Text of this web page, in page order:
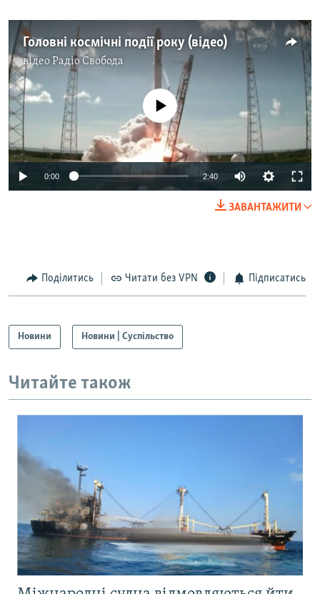
Головні космічні події року (відео)
відеоРадіо Свобода
No media source currently available
0:00 2:40
ЗАВАНТАЖИТИ
Поділитись Читати без VPN Підписатись
Новини Новини | Суспільство
Читайте також